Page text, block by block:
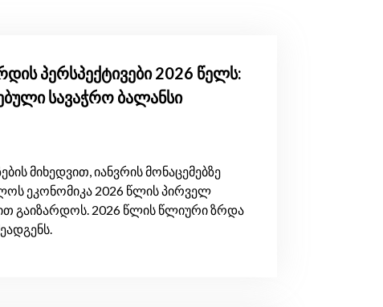
პერსპექტივები 2026 წელს:
სავაჭრო ბალანსი
მიხედვით, იანვრის მონაცემებზე
ეკონომიკა 2026 წლის პირველ
გაიზარდოს. 2026 წლის წლიური ზრდა